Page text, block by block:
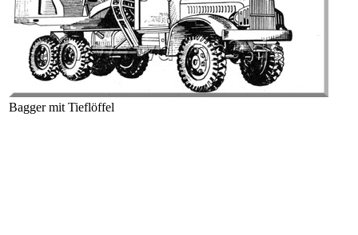
Bagger mit Tieflöffel